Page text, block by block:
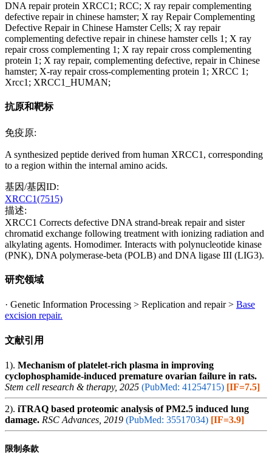
DNA repair protein XRCC1; RCC; X ray repair complementing
defective repair in chinese hamster; X ray Repair Complementing
Defective Repair in Chinese Hamster Cells; X ray repair
complementing defective repair in chinese hamster cells 1; X ray
repair cross complementing 1; X ray repair cross complementing
protein 1; X ray repair, complementing defective, repair in Chinese
hamster; X-ray repair cross-complementing protein 1; XRCC 1;
Xrcc1; XRCC1_HUMAN;
抗原和靶标
免疫原:
A synthesized peptide derived from human XRCC1, corresponding
to a region within the internal amino acids.
基因/基因ID:
XRCC1(7515)
描述:
XRCC1 Corrects defective DNA strand-break repair and sister
chromatid exchange following treatment with ionizing radiation and
alkylating agents. Homodimer. Interacts with polynucleotide kinase
(PNK), DNA polymerase-beta (POLB) and DNA ligase III (LIG3).
研究领域
· Genetic Information Processing > Replication and repair > Base
excision repair.
文献引用
1). Mechanism of platelet-rich plasma in improving
cyclophosphamide-induced premature ovarian failure in rats.
Stem cell research & therapy, 2025 (PubMed: 41254715) [IF=7.5]
2). iTRAQ based proteomic analysis of PM2.5 induced lung
damage. RSC Advances, 2019 (PubMed: 35517034) [IF=3.9]
限制条款